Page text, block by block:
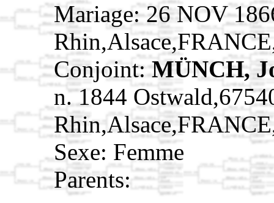
Mariage: 26 NOV
Conjoint: MÜNCH,
n. 1844
Sexe: Femme
Parents: